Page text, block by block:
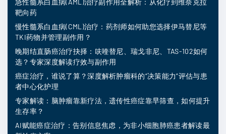
急性髓系白血病(AML)治疗副作用全解析：从化疗到维奈克拉
靶向药
慢性髓系白血病(CML)治疗：药剂师如何助您选择伊马替尼等
TKI药物并管理副作用？
晚期结直肠癌治疗抉择：呋喹替尼、瑞戈非尼、TAS-102如何
选？专家深度解读疗效与副作用
癌症治疗，谁说了算？深度解析肿瘤科的“决策能力”评估与患
者中心化护理
专家解读：脑肿瘤靠新疗法，遗传性癌症靠早筛查，如何提升
生存率？
AI赋能癌症治疗：告别信息焦虑，为非小细胞肺癌患者解读最